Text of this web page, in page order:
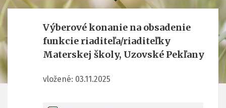
Výberové konanie na obsadenie
funkcie riaditeľa/riaditeľky
Materskej školy, Uzovské Pekľany
vložené: 03.11.2025